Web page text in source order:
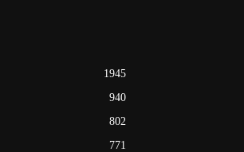
1945
940
802
771